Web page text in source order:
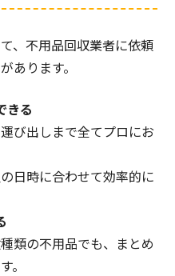
、不用品回収業者に依頼
あります。
きる
び出しまで全てプロにお
日時に合わせて効率的に
類の不用品でも、まとめ
。